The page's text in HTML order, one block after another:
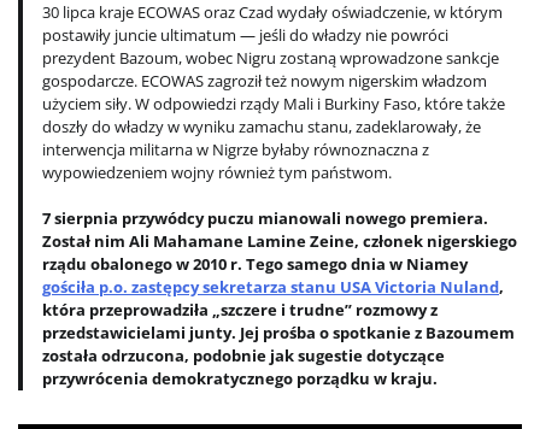
30 lipca kraje ECOWAS oraz Czad wydały oświadczenie, w którym
postawiły juncie ultimatum — jeśli do władzy nie powróci
prezydent Bazoum, wobec Nigru zostaną wprowadzone sankcje
gospodarcze. ECOWAS zagroził też nowym nigerskim władzom
użyciem siły. W odpowiedzi rządy Mali i Burkiny Faso, które także
doszły do władzy w wyniku zamachu stanu, zadeklarowały, że
interwencja militarna w Nigrze byłaby równoznaczna z
wypowiedzeniem wojny również tym państwom.
7 sierpnia przywódcy puczu mianowali nowego premiera.
Został nim Ali Mahamane Lamine Zeine, członek nigerskiego
rządu obalonego w 2010 r. Tego samego dnia w Niamey
gościła p.o. zastępcy sekretarza stanu USA Victoria Nuland,
która przeprowadziła „szczere i trudne” rozmowy z
przedstawicielami junty. Jej prośba o spotkanie z Bazoumem
została odrzucona, podobnie jak sugestie dotyczące
przywrócenia demokratycznego porządku w kraju.